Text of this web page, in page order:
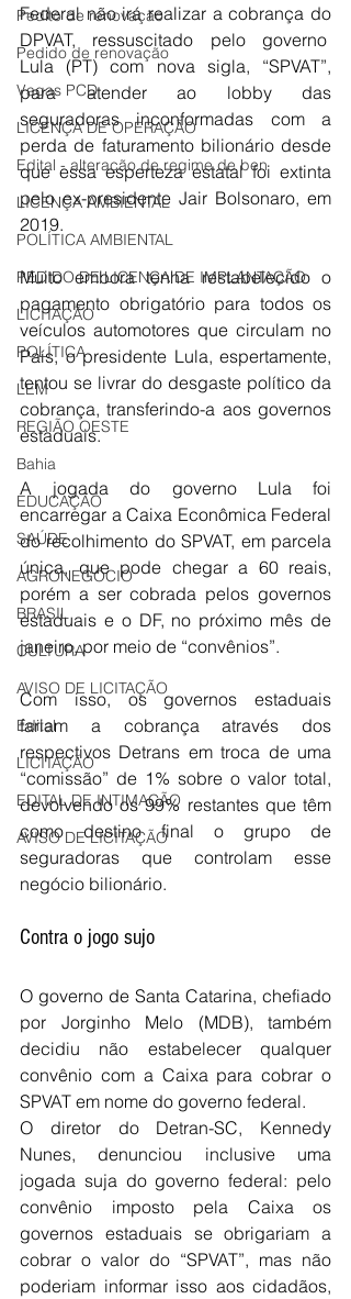
Pedito de renovação
Pedido de renovação
Vagas PCD
LICENÇA DE OPERAÇÃO
Edital - alteração de regime de ben
LICENÇA AMBIENTAL
POLÍTICA AMBIENTAL
PEDIDO DE LICENÇA DE IMPLANTAÇÃO
LICITAÇÃO
POLÍTICA
LEM
REGIÃO OESTE
Bahia
EDUCAÇÃO
SAÚDE
AGRONEGÓCIO
BRASIL
CULTURA
AVISO DE LICITAÇÃO
Edital
LICITAÇÃO
EDITAL DE INTIMAÇÃO
AVISO DE LICITAÇÃO
Federal não irá realizar a cobrança do
DPVAT, ressuscitado pelo governo
Lula (PT) com nova sigla, “SPVAT”,
para atender ao lobby das
seguradoras inconformadas com a
perda de faturamento bilionário desde
que essa esperteza estatal foi extinta
pelo ex-presidente Jair Bolsonaro, em
2019.
Muito embora tenha restabelecido o
pagamento obrigatório para todos os
veículos automotores que circulam no
País, o presidente Lula, espertamente,
tentou se livrar do desgaste político da
cobrança, transferindo-a aos governos
estaduais.
A jogada do governo Lula foi
encarregar a Caixa Econômica Federal
do recolhimento do SPVAT, em parcela
única, que pode chegar a 60 reais,
porém a ser cobrada pelos governos
estaduais e o DF, no próximo mês de
janeiro, por meio de “convênios”.
Com isso, os governos estaduais
fariam a cobrança através dos
respectivos Detrans em troca de uma
“comissão” de 1% sobre o valor total,
devolvendo os 99% restantes que têm
como destino final o grupo de
seguradoras que controlam esse
negócio bilionário.
Contra o jogo sujo
O governo de Santa Catarina, chefiado
por Jorginho Melo (MDB), também
decidiu não estabelecer qualquer
convênio com a Caixa para cobrar o
SPVAT em nome do governo federal.
O diretor do Detran-SC, Kennedy
Nunes, denunciou inclusive uma
jogada suja do governo federal: pelo
convênio imposto pela Caixa os
governos estaduais se obrigariam a
cobrar o valor do “SPVAT”, mas não
poderiam informar isso aos cidadãos,